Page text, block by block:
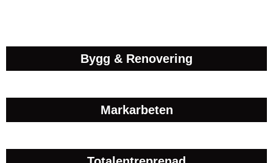
Bygg & Renovering
Markarbeten